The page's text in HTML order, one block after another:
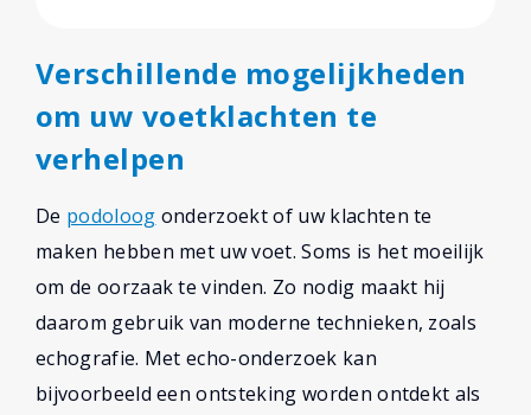
Verschillende mogelijkheden
om uw voetklachten te
verhelpen
De podoloog onderzoekt of uw klachten te
maken hebben met uw voet. Soms is het moeilijk
om de oorzaak te vinden. Zo nodig maakt hij
daarom gebruik van moderne technieken, zoals
echografie. Met echo-onderzoek kan
bijvoorbeeld een ontsteking worden ontdekt als